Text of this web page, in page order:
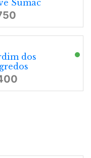
Sumac
dos